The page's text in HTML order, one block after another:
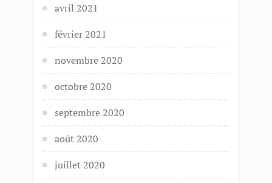
avril 2021
février 2021
novembre 2020
octobre 2020
septembre 2020
août 2020
juillet 2020